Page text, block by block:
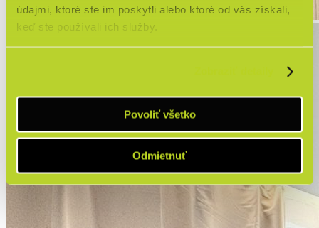
údajmi, ktoré ste im poskytli alebo ktoré od vás získali,
keď ste používali ich služby.
Povoliť všetko
Odmietnuť